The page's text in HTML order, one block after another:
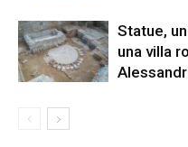
Statue,
una villa